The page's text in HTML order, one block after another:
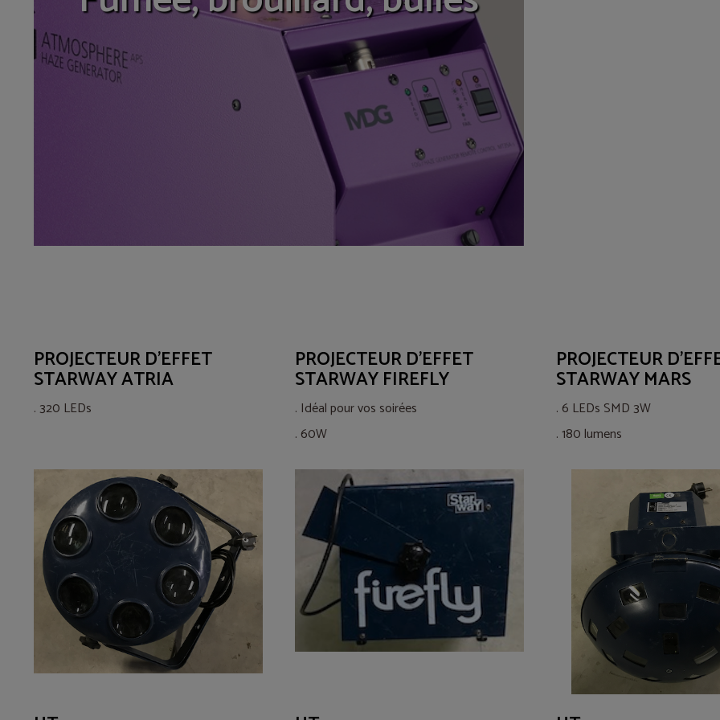
PROJECTEUR D'EFFET
STARWAY ATRIA
. 320 LEDs
PROJECTEUR D'EFFET
STARWAY FIREFLY
. Idéal pour vos soirées
. 60W
PROJECTEUR
STARWAY MARS
. 6 LEDs SMD 3W
. 180 lumens